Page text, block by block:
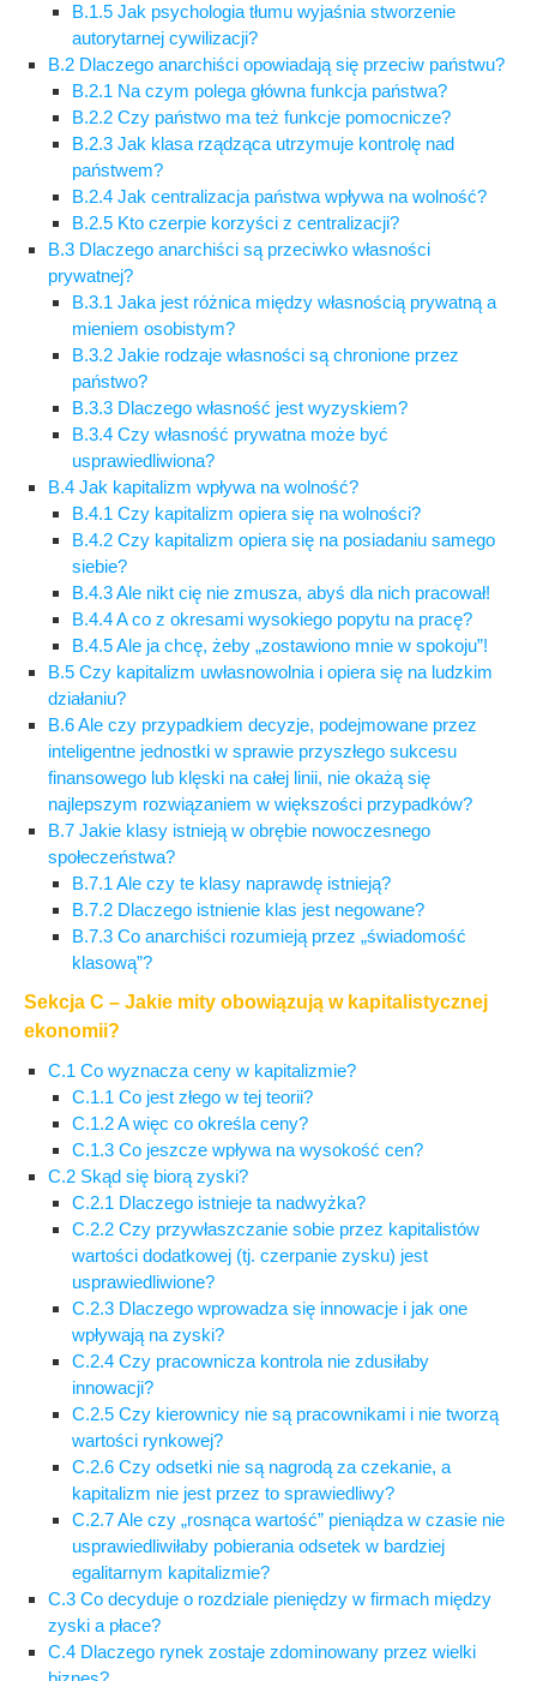
B.1.5 Jak psychologia tłumu wyjaśnia stworzenie
autorytarnej cywilizacji?
B.2 Dlaczego anarchiści opowiadają się przeciw państwu?
B.2.1 Na czym polega główna funkcja państwa?
B.2.2 Czy państwo ma też funkcje pomocnicze?
B.2.3 Jak klasa rządząca utrzymuje kontrolę nad
państwem?
B.2.4 Jak centralizacja państwa wpływa na wolność?
B.2.5 Kto czerpie korzyści z centralizacji?
B.3 Dlaczego anarchiści są przeciwko własności
prywatnej?
B.3.1 Jaka jest różnica między własnością prywatną a
mieniem osobistym?
B.3.2 Jakie rodzaje własności są chronione przez
państwo?
B.3.3 Dlaczego własność jest wyzyskiem?
B.3.4 Czy własność prywatna może być
usprawiedliwiona?
B.4 Jak kapitalizm wpływa na wolność?
B.4.1 Czy kapitalizm opiera się na wolności?
B.4.2 Czy kapitalizm opiera się na posiadaniu samego
siebie?
B.4.3 Ale nikt cię nie zmusza, abyś dla nich pracował!
B.4.4 A co z okresami wysokiego popytu na pracę?
B.4.5 Ale ja chcę, żeby „zostawiono mnie w spokoju”!
B.5 Czy kapitalizm uwłasnowolnia i opiera się na ludzkim
działaniu?
B.6 Ale czy przypadkiem decyzje, podejmowane przez
inteligentne jednostki w sprawie przyszłego sukcesu
finansowego lub klęski na całej linii, nie okażą się
najlepszym rozwiązaniem w większości przypadków?
B.7 Jakie klasy istnieją w obrębie nowoczesnego
społeczeństwa?
B.7.1 Ale czy te klasy naprawdę istnieją?
B.7.2 Dlaczego istnienie klas jest negowane?
B.7.3 Co anarchiści rozumieją przez „świadomość
klasową”?
Sekcja C – Jakie mity obowiązują w kapitalistycznej
ekonomii?
C.1 Co wyznacza ceny w kapitalizmie?
C.1.1 Co jest złego w tej teorii?
C.1.2 A więc co określa ceny?
C.1.3 Co jeszcze wpływa na wysokość cen?
C.2 Skąd się biorą zyski?
C.2.1 Dlaczego istnieje ta nadwyżka?
C.2.2 Czy przywłaszczanie sobie przez kapitalistów
wartości dodatkowej (tj. czerpanie zysku) jest
usprawiedliwione?
C.2.3 Dlaczego wprowadza się innowacje i jak one
wpływają na zyski?
C.2.4 Czy pracownicza kontrola nie zdusiłaby
innowacji?
C.2.5 Czy kierownicy nie są pracownikami i nie tworzą
wartości rynkowej?
C.2.6 Czy odsetki nie są nagrodą za czekanie, a
kapitalizm nie jest przez to sprawiedliwy?
C.2.7 Ale czy „rosnąca wartość” pieniądza w czasie nie
usprawiedliwiłaby pobierania odsetek w bardziej
egalitarnym kapitalizmie?
C.3 Co decyduje o rozdziale pieniędzy w firmach między
zyski a płace?
C.4 Dlaczego rynek zostaje zdominowany przez wielki